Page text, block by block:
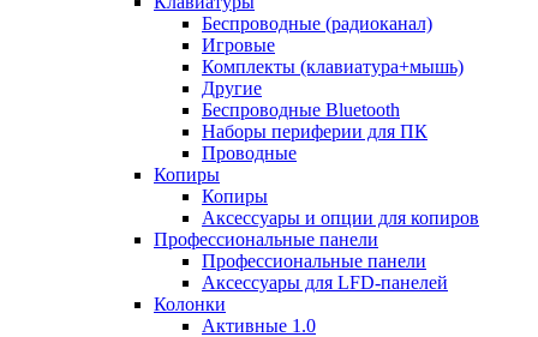
Беспроводные (радиоканал)
Игровые
Комплекты (клавиатура+мышь)
Другие
Беспроводные Bluetooth
Наборы периферии для ПК
Проводные
Копиры
Копиры
Аксессуары и опции для копиров
Профессиональные панели
Профессиональные панели
Аксессуары для LFD-панелей
Колонки
Активные 1.0